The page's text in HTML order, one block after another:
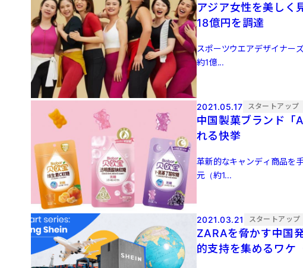
アジア女性を美しく
18億円を調達
スポーツウエアデザイナー
約1億...
2021.05.17 スタートアップ
中国製菓ブランド「
れる快挙
革新的なキャンディ商品を
元（約1...
2021.03.21 スタートアップ
ZARAを脅かす中国
的支持を集めるワケ